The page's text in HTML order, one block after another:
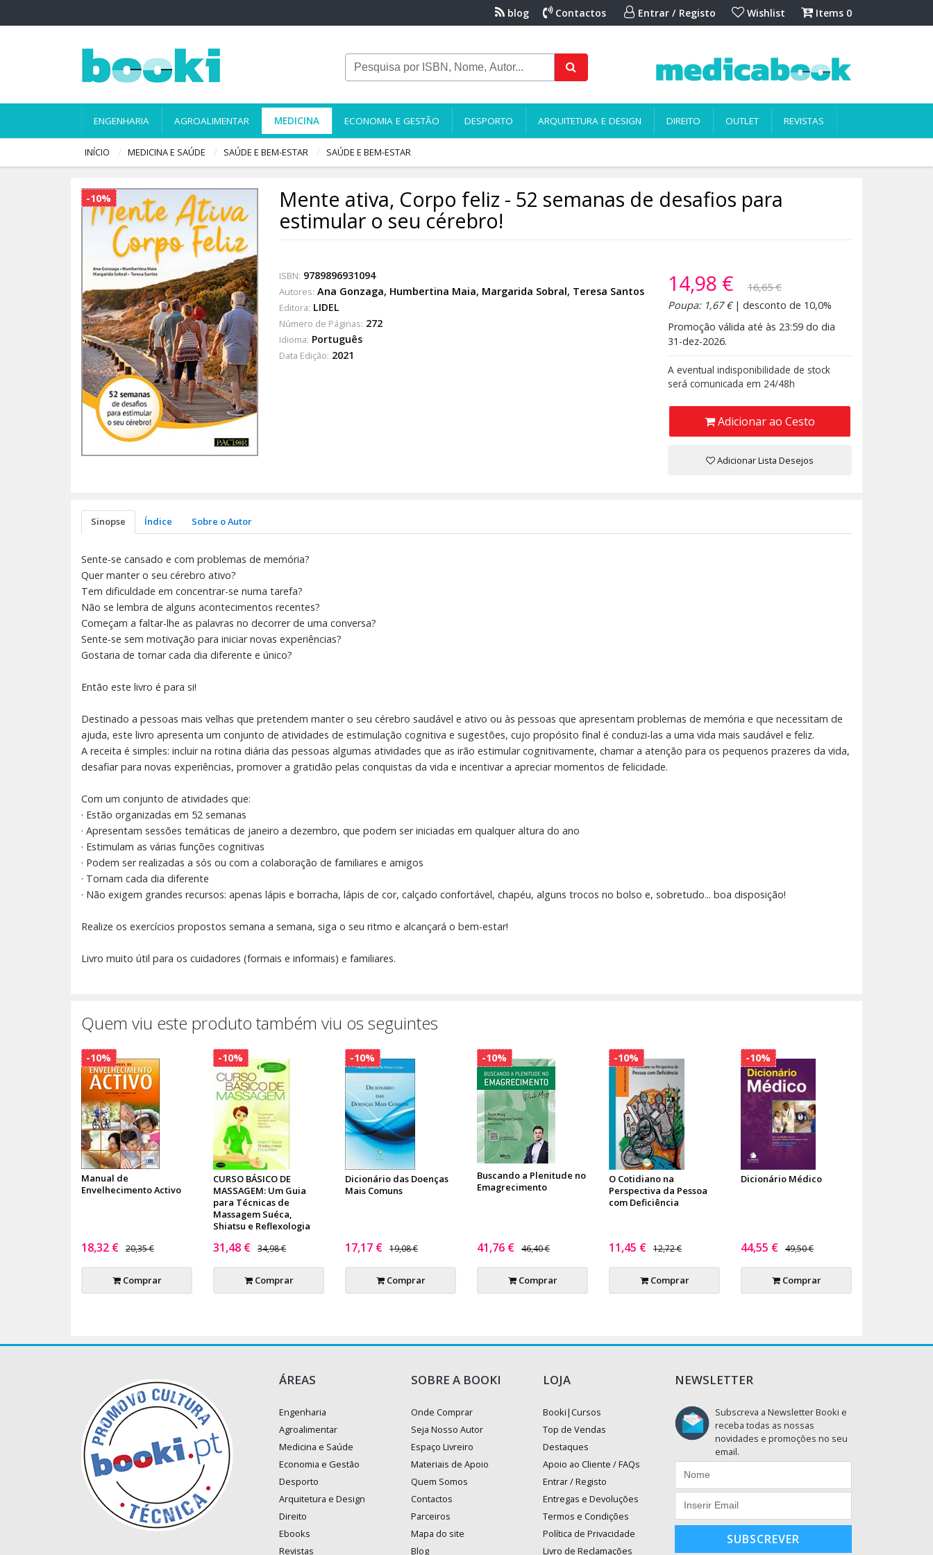
blog Contactos Entrar / Registo Wishlist Items 0
ENGENHARIA AGROALIMENTAR MEDICINA ECONOMIA E GESTÃO DESPORTO ARQUITETURA E DESIGN DIREITO OUTLET REVISTAS
INÍCIO MEDICINA E SAÚDE SAÚDE E BEM-ESTAR SAÚDE E BEM-ESTAR
-10% Mente ativa, Corpo feliz - 52 semanas de desafios para
estimular o seu cérebro!
ISBN: 9789896931094
Autores: Ana Gonzaga, Humbertina Maia, Margarida Sobral, Teresa Santos
Editora: LIDEL
Número de Páginas: 272
Idioma: Português
Data Edição: 2021
14,98 €
16,65 €
Poupa: 1,67 €| desconto de 10,0%
Promoção válida até às 23:59 do dia
31-dez-2026.
A eventual indisponibilidade de stock
será comunicada em 24/48h
Adicionar ao Cesto
Adicionar Lista Desejos
Sinopse Índice Sobre o Autor
Sente-se cansado e com problemas de memória?
Quer manter o seu cérebro ativo?
Tem dificuldade em concentrar-se numa tarefa?
Não se lembra de alguns acontecimentos recentes?
Começam a faltar-lhe as palavras no decorrer de uma conversa?
Sente-se sem motivação para iniciar novas experiências?
Gostaria de tornar cada dia diferente e único?
Então este livro é para si!
Destinado a pessoas mais velhas que pretendem manter o seu cérebro saudável e ativo ou às pessoas que apresentam problemas de memória e que necessitam de
ajuda, este livro apresenta um conjunto de atividades de estimulação cognitiva e sugestões, cujo propósito final é conduzi-las a uma vida mais saudável e feliz.
A receita é simples: incluir na rotina diária das pessoas algumas atividades que as irão estimular cognitivamente, chamar a atenção para os pequenos prazeres da vida,
desafiar para novas experiências, promover a gratidão pelas conquistas da vida e incentivar a apreciar momentos de felicidade.
Com um conjunto de atividades que:
· Estão organizadas em 52 semanas
· Apresentam sessões temáticas de janeiro a dezembro, que podem ser iniciadas em qualquer altura do ano
· Estimulam as várias funções cognitivas
· Podem ser realizadas a sós ou com a colaboração de familiares e amigos
· Tornam cada dia diferente
· Não exigem grandes recursos: apenas lápis e borracha, lápis de cor, calçado confortável, chapéu, alguns trocos no bolso e, sobretudo... boa disposição!
Realize os exercícios propostos semana a semana, siga o seu ritmo e alcançará o bem-estar!
Livro muito útil para os cuidadores (formais e informais) e familiares.
Quem viu este produto também viu os seguintes
Manual de
Envelhecimento Activo
18,32 € 20,35 €
Comprar
-10%
CURSO BÁSICO DE
MASSAGEM: Um Guia
para Técnicas de
Massagem Suéca,
Shiatsu e Reflexologia
31,48 € 34,98 €
Comprar
-10%
Dicionário das Doenças
Mais Comuns
17,17 € 19,08 €
Comprar
-10%
Buscando a Plenitude no
Emagrecimento
41,76 € 46,40 €
Comprar
-10%
O Cotidiano na
Perspectiva da Pessoa
com Deficiência
11,45 € 12,72 €
Comprar
-10%
Dicionário Médico
44,55 € 49,50 €
Comprar
-10%
ÁREAS
Engenharia
Agroalimentar
Medicina e Saúde
Economia e Gestão
Desporto
Arquitetura e Design
Direito
Ebooks
Revistas
SOBRE A BOOKI
Onde Comprar
Seja Nosso Autor
Espaço Livreiro
Materiais de Apoio
Quem Somos
Contactos
Parceiros
Mapa do site
Blog
LOJA
Booki|Cursos
Top de Vendas
Destaques
Apoio ao Cliente / FAQs
Entrar / Registo
Entregas e Devoluções
Termos e Condições
Política de Privacidade
Livro de Reclamações
NEWSLETTER
Subscreva a Newsletter Booki e
receba todas as nossas
novidades e promoções no seu
email.
SUBSCREVER